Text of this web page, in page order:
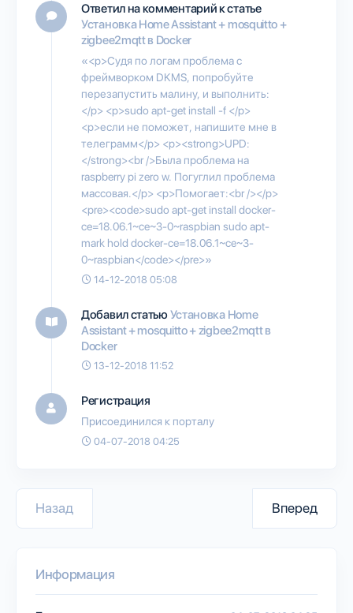
Ответил на комментарий к статье
Установка Home Assistant + mosquitto +
zigbee2mqtt в Docker
«<p>Судя по логам проблема с
фреймворком DKMS, попробуйте
перезапустить малину, и выполнить:
</p> <p>sudo apt-get install -f </p>
<p>если не поможет, напишите мне в
телеграмм</p> <p><strong>UPD:
</strong><br />Была проблема на
raspberry pi zero w. Погуглил проблема
массовая.</p> <p>Помогает:<br /></p>
<pre><code>sudo apt-get install docker-
ce=18.06.1~ce~3-0~raspbian sudo apt-
mark hold docker-ce=18.06.1~ce~3-
0~raspbian</code></pre>»
14-12-2018 05:08
Добавил статьюУстановка Home
Assistant + mosquitto + zigbee2mqtt в
Docker
13-12-2018 11:52
Регистрация
Присоединился к порталу
04-07-2018 04:25
Назад Вперед
Информация